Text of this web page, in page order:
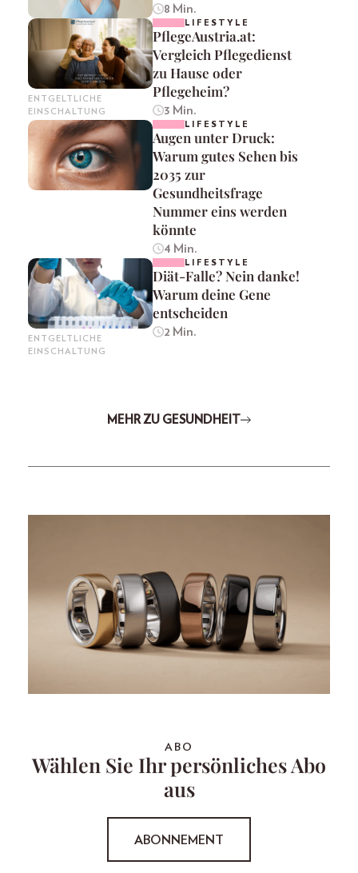
8 Min.
ENTGELTLICHE
EINSCHALTUNG
LIFESTYLE
PflegeAustria.at:
Vergleich Pflegedienst
zu Hause oder
Pflegeheim?
3 Min.
LIFESTYLE
Augen unter Druck:
Warum gutes Sehen bis
2035 zur
Gesundheitsfrage
Nummer eins werden
könnte
4 Min.
ENTGELTLICHE
EINSCHALTUNG
LIFESTYLE
Diät-Falle? Nein danke!
Warum deine Gene
entscheiden
2 Min.
MEHR ZU GESUNDHEIT
ABO
Wählen Sie Ihr persönliches Abo
aus
ABONNEMENT